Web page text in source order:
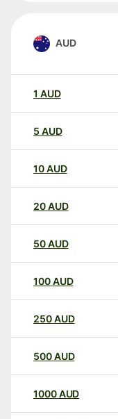
AUD
1 AUD
5 AUD
10AUD
20AUD
50AUD
100AUD
250AUD
500AUD
1000AUD